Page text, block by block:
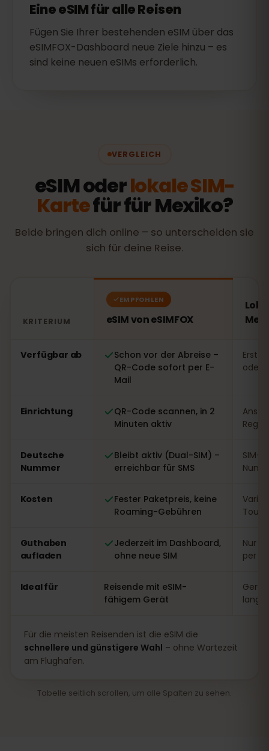
Eine eSIM für alle Reisen
Fügen Sie Ihrer bestehenden eSIM über das
eSIMFOX-Dashboard neue Ziele hinzu – es
sind keine neuen eSIMs erforderlich.
VERGLEICH
eSIM oderlokale SIM-
Kartefür für Mexiko?
Beide bringen dich online – so unterscheiden sie
sich für deine Reise.
KRITERIUM
EMPFOHLEN
eSIM von eSIMFOX
Verfügbar ab
Schon vor der Abreise –
QR-Code sofort per E-
Mail
Erst
oder
Einrichtung
QR-Code scannen, in 2
Minuten aktiv
Deutsche
Nummer
Bleibt aktiv (Dual-SIM) –
erreichbar für SMS
SIM-
Kosten
Fester Paketpreis, keine
Roaming-Gebühren
Guthaben
aufladen
Jederzeit im Dashboard,
ohne neue SIM
Nur
per
Ideal für
Reisende mit eSIM-
fähigem Gerät
Für die meisten Reisenden ist die eSIM die
schnellere und günstigere Wahl – ohne Wartezeit
am Flughafen.
Tabelle seitlich scrollen, um alle Spalten zu sehen.